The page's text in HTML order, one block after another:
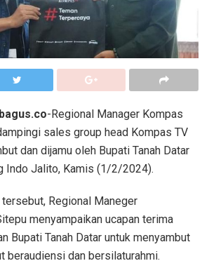
-Regional Manager Kompas
sales group head Kompas TV
dan dijamu oleh Bupati Tanah Datar
Indo Jalito, Kamis (1/2/2024).
Regional Maneger
menyampaikan ucapan terima
Bupati Tanah Datar untuk menyambut
beraudiensi dan bersilaturahmi.